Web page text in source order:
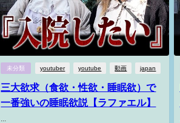
未分類 youtuber youtube 動画 japan
三大欲求（食欲・性欲・睡眠欲）で
一番強いの睡眠欲説【ラファエル】